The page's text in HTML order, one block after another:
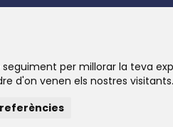
per millorar la teva
d'on venen els nostres visitants.
reservats.